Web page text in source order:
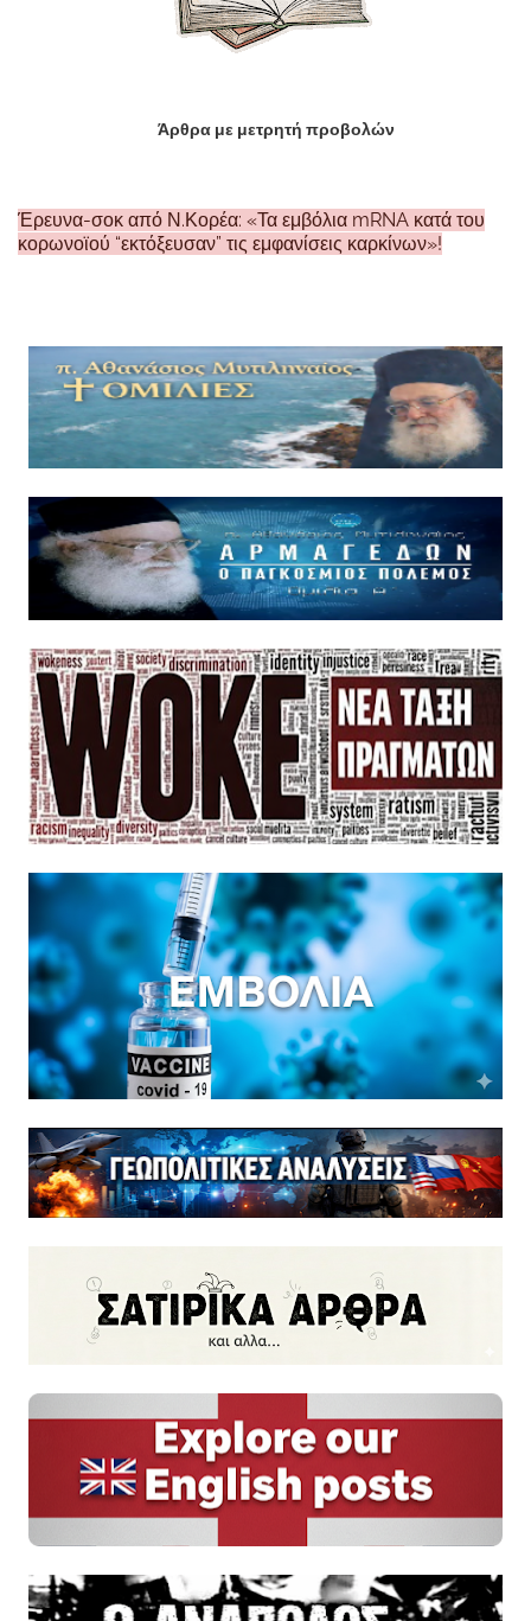
Άρθρα με μετρητή προβολών
Έρευνα-σοκ από Ν.Κορέα: «Τα εμβόλια mRNA κατά του
κορωνοϊού “εκτόξευσαν” τις εμφανίσεις καρκίνων»!